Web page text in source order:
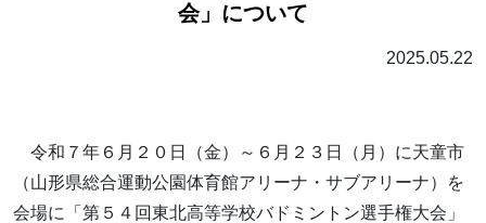
会」について
2025.05.22
令和７年６月２０日（金）～６月２３日（月）に天童市
（山形県総合運動公園体育館アリーナ・サブアリーナ）を
会場に「第５４回東北高等学校バドミントン選手権大会」